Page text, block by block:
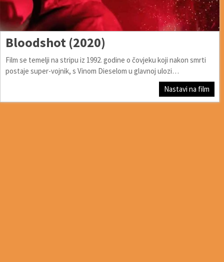
Bloodshot (2020)
Film se temelji na stripu iz 1992. godine o čovjeku koji nakon smrti
postaje super-vojnik, s Vinom Dieselom u glavnoj ulozi…
Nastavi na film